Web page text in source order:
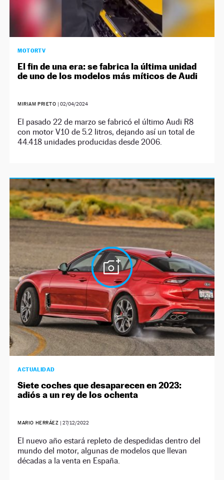
MOTORTV
El fin de una era: se fabrica la última unidad
de uno de los modelos más míticos de Audi
MIRIAM PRIETO | 02/04/2024
El pasado 22 de marzo se fabricó el último Audi R8
con motor V10 de 5.2 litros, dejando así un total de
44.418 unidades producidas desde 2006.
ACTUALIDAD
Siete coches que desaparecen en 2023:
adiós a un rey de los ochenta
MARIO HERRÁEZ | 27/12/2022
El nuevo año estará repleto de despedidas dentro del
mundo del motor, algunas de modelos que llevan
décadas a la venta en España.